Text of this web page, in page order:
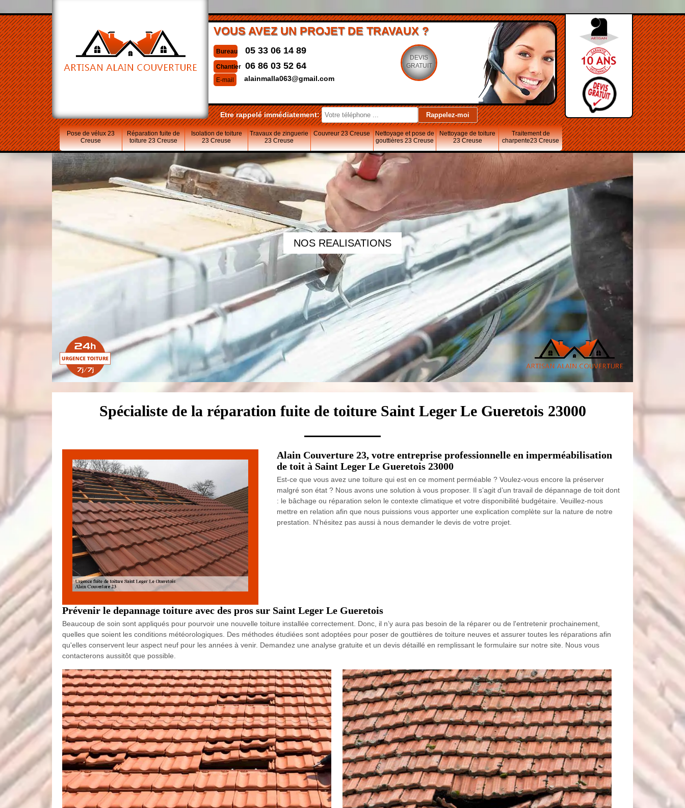
VOUS AVEZ UN PROJET DE TRAVAUX ?
Bureau 05 33 06 14 89
Chantier 06 86 03 52 64
E-mail alainmalla063@gmail.com
DEVIS
GRATUIT
Etre rappelé immédiatement:
Pose de vélux 23
Creuse
Réparation fuite de
toiture 23 Creuse
Isolation de toiture
23 Creuse
Travaux de zinguerie
23 Creuse
Couvreur 23 Creuse
Nettoyage et pose de
gouttières 23 Creuse
Nettoyage de toiture
23 Creuse
Traitement de
charpente23 Creuse
NOS REALISATIONS
Spécialiste de la réparation fuite de toiture Saint Leger Le Gueretois 23000
Alain Couverture 23, votre entreprise professionnelle en imperméabilisation
de toit à Saint Leger Le Gueretois 23000
Est-ce que vous avez une toiture qui est en ce moment perméable ? Voulez-vous encore la préserver
malgré son état ? Nous avons une solution à vous proposer. Il s’agit d’un travail de dépannage de toit dont
: le bâchage ou réparation selon le contexte climatique et votre disponibilité budgétaire. Veuillez-nous
mettre en relation afin que nous puissions vous apporter une explication complète sur la nature de notre
prestation. N’hésitez pas aussi à nous demander le devis de votre projet.
Prévenir le depannage toiture avec des pros sur Saint Leger Le Gueretois
Beaucoup de soin sont appliqués pour pourvoir une nouvelle toiture installée correctement. Donc, il n’y aura pas besoin de la réparer ou de l'entretenir prochainement,
quelles que soient les conditions météorologiques. Des méthodes étudiées sont adoptées pour poser de gouttières de toiture neuves et assurer toutes les réparations afin
qu'elles conservent leur aspect neuf pour les années à venir. Demandez une analyse gratuite et un devis détaillé en remplissant le formulaire sur notre site. Nous vous
contacterons aussitôt que possible.